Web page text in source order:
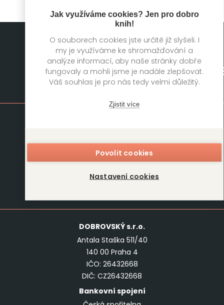
Jak využíváme cookies? Jen pro dobro
knih!
O souborech cookies jste určitě již slyšeli. I
my je využíváme ke shromažďování a
analýze informací, aby naše stránky dobře
fungovaly a mohli jsme je nadále zlepšovat.
Váš souhlas je pro nás tedy velmi důležitý.
Zjistit více
Povolit cookies
Nastavení cookies
Mapa stránek
Kariéra
Kontakt
DOBROVSKÝs.r.o.
Antala Staška 511/40
140 00 Praha 4
IČO: 26432668
DIČ: CZ26432668
Bankovní spojení